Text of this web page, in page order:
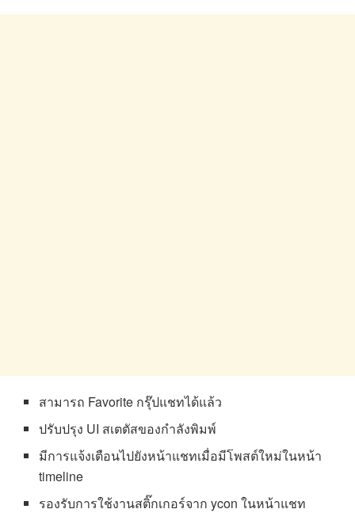
สามารถ Favorite กรุ๊ปแชทได้แล้ว
ปรับปรุง UI สเตตัสของกำลังพิมพ์
มีการแจ้งเตือนไปยังหน้าแชทเมื่อมีโพสต์ใหม่ในหน้า
timeline
รองรับการใช้งานสติ๊กเกอร์จาก ycon ในหน้าแชท